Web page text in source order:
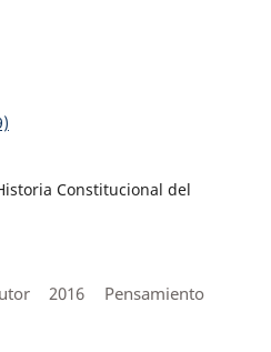
Constitucional del
2016 Pensamiento